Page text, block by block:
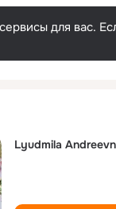
для вас.
Lyudmila